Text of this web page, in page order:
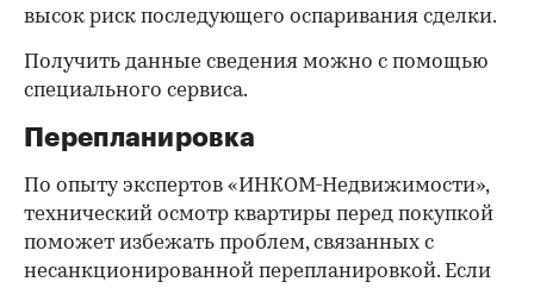
высок риск последующего оспаривания сделки.
Получить данные сведения можно с помощью
специального сервиса.
Перепланировка
По опыту экспертов «ИНКОМ-Недвижимости»,
технический осмотр квартиры перед покупкой
поможет избежать проблем, связанных с
несанкционированной перепланировкой. Если